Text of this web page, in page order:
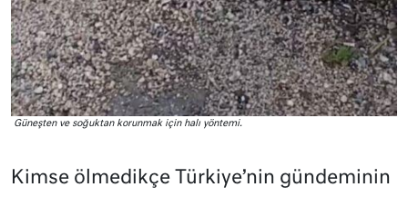
Güneşten ve soğuktan korunmak için halı yöntemi.
Kimse ölmedikçe Türkiye’nin gündeminin